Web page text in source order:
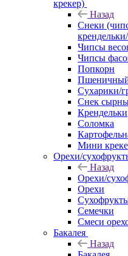
крекер)
Назад
Снеки
Чипсы
Чипсы
Попкорн
Сухарики/
Снек
Крендельки
Соломка
Мини
Орехи/
Назад
Орехи/
Орехи
Семечки
Смеси
Бакалея
Назад